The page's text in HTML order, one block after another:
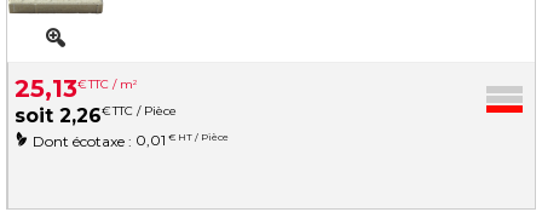
25,13€TTC / m2
soit 2,26€TTC / Pièce
Dont écotaxe : 0,01 € HT / Pièce